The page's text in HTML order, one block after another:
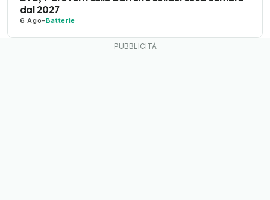
dal 2027
6 Ago-Batterie